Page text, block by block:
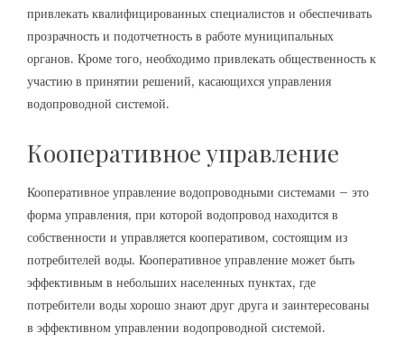
привлекать квалифицированных специалистов и обеспечивать
прозрачность и подотчетность в работе муниципальных
органов. Кроме того, необходимо привлекать общественность к
участию в принятии решений, касающихся управления
водопроводной системой.
Кооперативное управление
Кооперативное управление водопроводными системами – это
форма управления, при которой водопровод находится в
собственности и управляется кооперативом, состоящим из
потребителей воды. Кооперативное управление может быть
эффективным в небольших населенных пунктах, где
потребители воды хорошо знают друг друга и заинтересованы
в эффективном управлении водопроводной системой.